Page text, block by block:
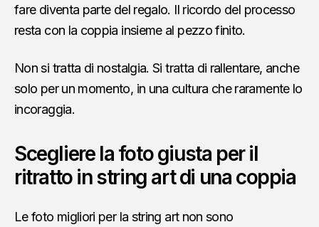
fare diventa parte del regalo. Il ricordo del processo
resta con la coppia insieme al pezzo finito.
Non si tratta di nostalgia. Si tratta di rallentare, anche
solo per un momento, in una cultura che raramente lo
incoraggia.
Scegliere la foto giusta per il
ritratto in string art di una coppia
Le foto migliori per la string art non sono